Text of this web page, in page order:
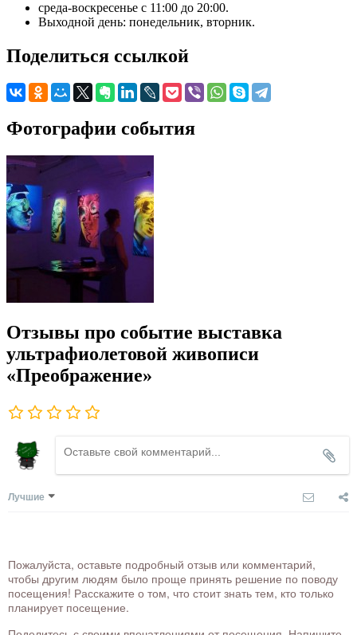
среда-воскресенье с 11:00 до 20:00.
Выходной день: понедельник, вторник.
Поделиться ссылкой
Фотографии события
Отзывы про событие выставка
ультрафиолетовой живописи
«Преображение»
Лучшие
Пожалуйста, оставьте подробный отзыв или комментарий,
чтобы другим людям было проще принять решение по поводу
посещения! Расскажите о том, что стоит знать тем, кто только
планирует посещение.